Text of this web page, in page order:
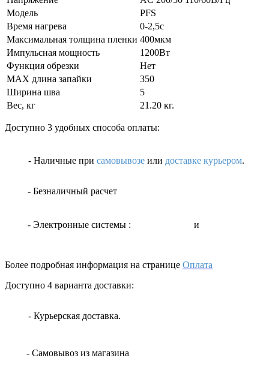
Модель
PFS
Время нагрева
0-2,5с
Максимальная толщина пленки 400мкм
Импульсная мощность
1200Вт
Функция обрезки
Нет
MAX длина запайки
350
Ширина шва
5
Вес, кг
21.20 кг.
Доступно 3 удобных способа оплаты:
- Наличные при самовывозе или доставке курьером.
- Безналичный расчет
- Электронные системы : и
Более подробная информация на странице Оплата
Доступно 4 варианта доставки:
- Курьерская доставка.
- Самовывоз из магазина